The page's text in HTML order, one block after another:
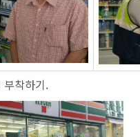
부착하기.